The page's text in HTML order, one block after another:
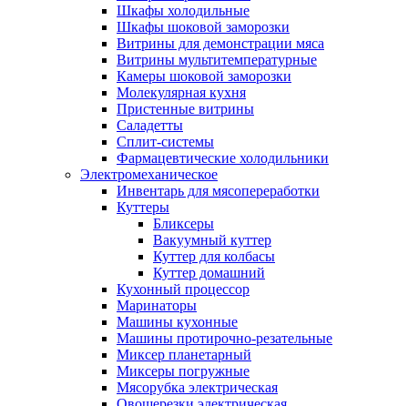
Шкафы холодильные
Шкафы шоковой заморозки
Витрины для демонстрации мяса
Витрины мультитемпературные
Камеры шоковой заморозки
Молекулярная кухня
Пристенные витрины
Саладетты
Сплит-системы
Фармацевтические холодильники
Электромеханическое
Инвентарь для мясопереработки
Куттеры
Бликсеры
Вакуумный куттер
Куттер для колбасы
Куттер домашний
Кухонный процессор
Маринаторы
Машины кухонные
Машины протирочно-резательные
Миксер планетарный
Миксеры погружные
Мясорубка электрическая